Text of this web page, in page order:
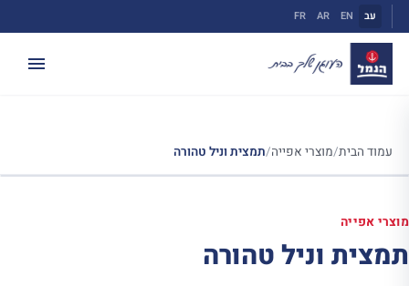
לתוכן
עב EN
AR
FR
עמוד הבית/מוצרי אפייה/תמצית וניל טהורה
מוצרי אפייה
תמצית וניל טהורה